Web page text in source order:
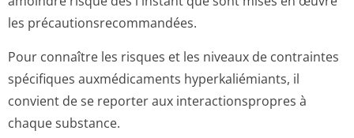
les précautionsre­commandées.
Pour connaître les risques et les niveaux de contraintes
spécifiques auxmédicaments hyperkaliémiants, il
convient de se reporter aux interactionspropres à
chaque substance.